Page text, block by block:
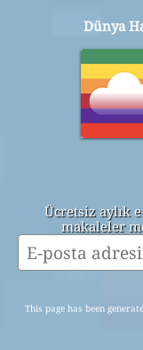
Dünya
Ücretsiz aylık
makaleler
This page has been